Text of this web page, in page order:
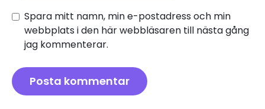
Spara mitt namn, min e-postadress och min
webbplats i den här webbläsaren till nästa gång
jag kommenterar.